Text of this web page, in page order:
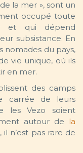
la mer », sont un
occupé toute
et qui dépend
subsistance. En
nomades du pays,
vie unique, où ils
en mer.
des camps
carrée de leurs
les Vezo soient
autour de la
n’est pas rare de